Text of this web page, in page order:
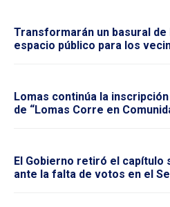
Transformarán un basural
espacio público para los
Lomas continúa la
de “Lomas Corre en
El Gobierno retiró el capítulo
ante la falta de votos en el